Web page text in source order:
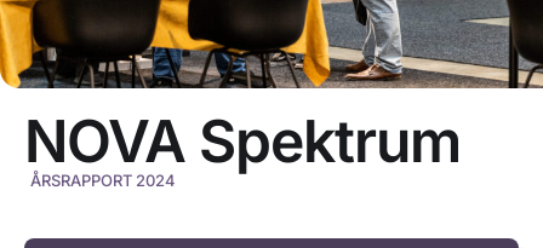
NOVA Spektrum
ÅRSRAPPORT 2024